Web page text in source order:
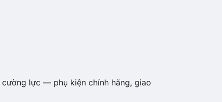
cường lực — phụ kiện chính hãng, giao